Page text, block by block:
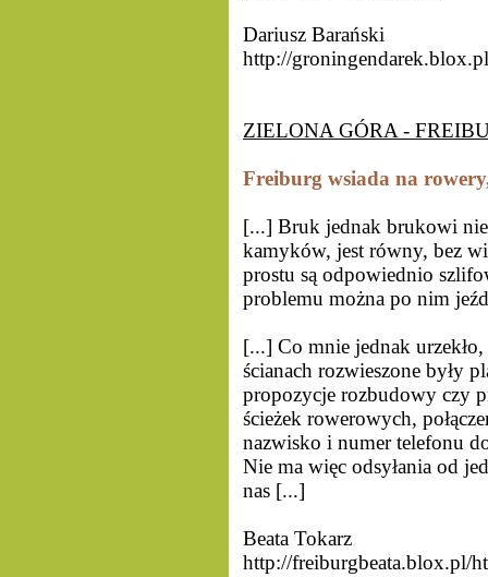
Dariusz Barański
http://
ZIELONA GÓRA -
Freiburg wsiada na
[...] Bruk jednak brukowi
kamyków, jest równy, bez
prostu są odpowiednio
problemu można po nim
[...] Co mnie jednak
ścianach rozwieszone były
propozycje rozbudowy czy
ścieżek rowerowych,
nazwisko i numer telefonu
Nie ma więc odsyłania od
nas [...]
Beata Tokarz
http://freiburgbeata.blox.pl/